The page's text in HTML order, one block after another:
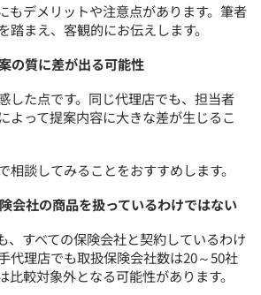
もデメリットや注意点があります。筆者
踏まえ、客観的にお伝えします。
の質に差が出る可能性
した点です。同じ代理店でも、担当者
よって提案内容に大きな差が生じるこ
相談してみることをおすすめします。
会社の商品を扱っているわけではない
、すべての保険会社と契約しているわけ
代理店でも取扱保険会社数は20～50社
比較対象外となる可能性があります。